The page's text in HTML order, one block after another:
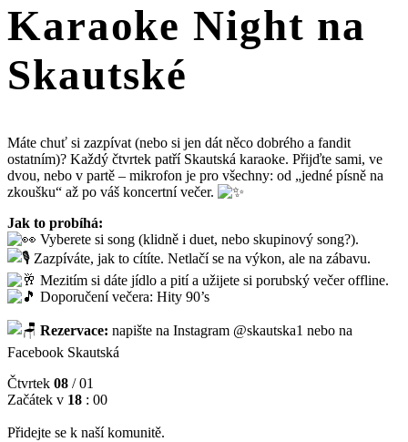
Karaoke Night na
Skautské
Máte chuť si zazpívat (nebo si jen dát něco dobrého a fandit
ostatním)? Každý čtvrtek patří Skautská karaoke. Přijďte sami, ve
dvou, nebo v partě – mikrofon je pro všechny: od „jedné písně na
zkoušku“ až po váš koncertní večer.
Jak to probíhá:
Vyberete si song (klidně i duet, nebo skupinový song?).
Zazpíváte, jak to cítíte. Netlačí se na výkon, ale na zábavu.
Mezitím si dáte jídlo a pití a užijete si porubský večer offline.
Doporučení večera: Hity 90’s
Rezervace: napište na Instagram @skautska1 nebo na
Facebook Skautská
Čtvrtek 08 / 01
Začátek v 18 : 00
Přidejte se k naší komunitě.